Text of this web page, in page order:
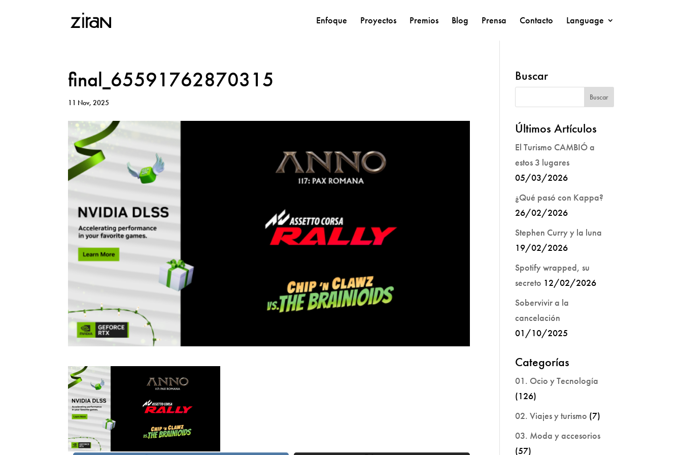
Enfoque Proyectos Premios Blog Prensa Contacto Language
final_65591762870315
11 Nov, 2025
Buscar
Últimos Artículos
El Turismo CAMBIÓ a
estos 3 lugares
05/03/2026
¿Qué pasó con Kappa?
26/02/2026
Stephen Curry y la luna
19/02/2026
Spotify wrapped, su
secreto 12/02/2026
Sobervivir a la
cancelación
01/10/2025
Categorías
01. Ocio y Tecnología
(126)
02. Viajes y turismo (7)
03. Moda y accesorios
(57)